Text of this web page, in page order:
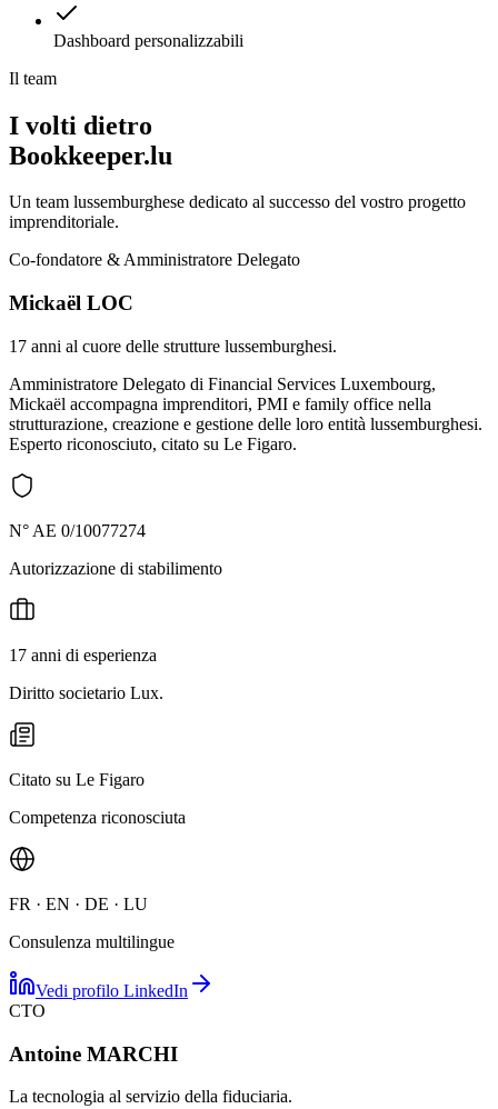
Dashboard personalizzabili
Il team
I volti dietro
Bookkeeper.lu
Un team lussemburghese dedicato al successo del vostro progetto
imprenditoriale.
Co-fondatore & Amministratore Delegato
Mickaël LOC
17 anni al cuore delle strutture lussemburghesi.
Amministratore Delegato di Financial Services Luxembourg,
Mickaël accompagna imprenditori, PMI e family office nella
strutturazione, creazione e gestione delle loro entità lussemburghesi.
Esperto riconosciuto, citato su Le Figaro.
N° AE 0/10077274
Autorizzazione di stabilimento
17 anni di esperienza
Diritto societario Lux.
Citato su Le Figaro
Competenza riconosciuta
FR · EN · DE · LU
Consulenza multilingue
Vedi profilo LinkedIn
CTO
Antoine MARCHI
La tecnologia al servizio della fiduciaria.